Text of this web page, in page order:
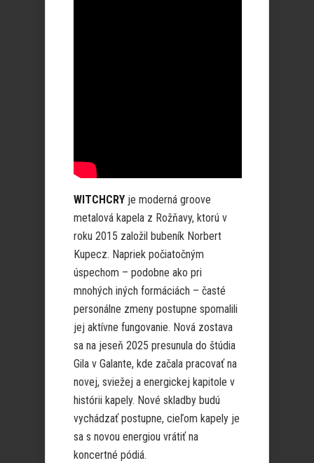
WITCHCRY je moderná groove
metalová kapela z Rožňavy, ktorú v
roku 2015 založil bubeník Norbert
Kupecz. Napriek počiatočným
úspechom – podobne ako pri
mnohých iných formáciách – časté
personálne zmeny postupne spomalili
jej aktívne fungovanie. Nová zostava
sa na jeseň 2025 presunula do štúdia
Gila v Galante, kde začala pracovať na
novej, sviežej a energickej kapitole v
histórii kapely. Nové skladby budú
vychádzať postupne, cieľom kapely je
sa s novou energiou vrátiť na
koncertné pódiá.